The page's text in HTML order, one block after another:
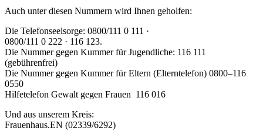
Auch unter diesen Nummern wird Ihnen geholfen:
Die Telefonseelsorge: 0800/111 0 111 ·
0800/111 0 222 · 116 123.
Die Nummer gegen Kummer für Jugendliche: 116 111
(gebührenfrei)
Die Nummer gegen Kummer für Eltern (Elterntelefon) 0800–116
0550
Hilfetelefon Gewalt gegen Frauen 116 016
Und aus unserem Kreis:
Frauenhaus.EN (02339/6292)